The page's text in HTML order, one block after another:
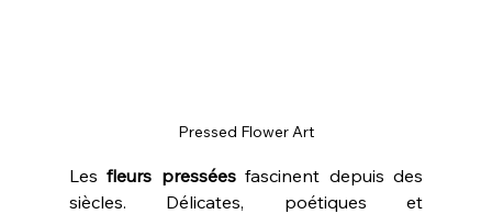
Pressed Flower Art
Les fleurs pressées fascinent depuis des
siècles. Délicates, poétiques et